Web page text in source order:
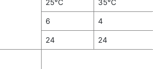
25°C
35°C
6
4
24
24